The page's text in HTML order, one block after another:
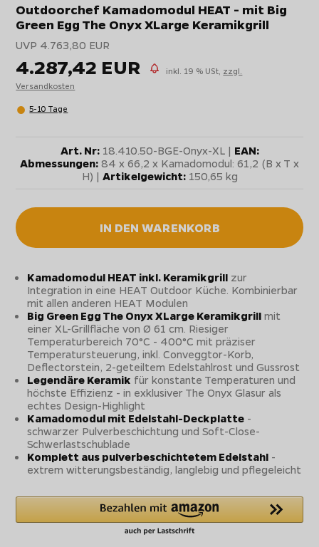
Outdoorchef Kamadomodul HEAT - mit Big
Green Egg The Onyx XLarge Keramikgrill
UVP 4.763,80 EUR
4.287,42 EUR inkl. 19 % USt, zzgl.
Versandkosten
5-10 Tage
Art. Nr:18.410.50-BGE-Onyx-XL | EAN:
Abmessungen: 84 x 66,2 x Kamadomodul: 61,2 (B x T x
H) | Artikelgewicht:150,65 kg
IN DEN WARENKORB
Kamadomodul HEAT inkl. Keramikgrill zur
Integration in eine HEAT Outdoor Küche. Kombinierbar
mit allen anderen HEAT Modulen
Big Green Egg The Onyx XLarge Keramikgrill mit
einer XL-Grillfläche von Ø 61 cm. Riesiger
Temperaturbereich 70°C - 400°C mit präziser
Temperatursteuerung, inkl. Conveggtor-Korb,
Deflectorstein, 2-geteiltem Edelstahlrost und Gussrost
Legendäre Keramik für konstante Temperaturen und
höchste Effizienz - in exklusiver The Onyx Glasur als
echtes Design-Highlight
Kamadomodul mit Edelstahl-Deckplatte -
schwarzer Pulverbeschichtung und Soft-Close-
Schwerlastschublade
Komplett aus pulverbeschichtetem Edelstahl -
extrem witterungsbeständig, langlebig und pflegeleicht